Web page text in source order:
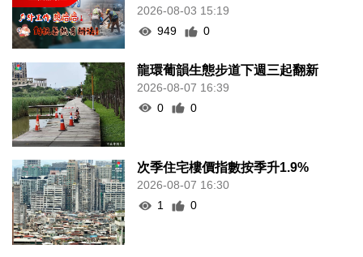
2026-08-03 15:19
949
0
龍環葡韻生態步道下週三起翻新
2026-08-07 16:39
0
0
次季住宅樓價指數按季升1.9%
2026-08-07 16:30
1
0